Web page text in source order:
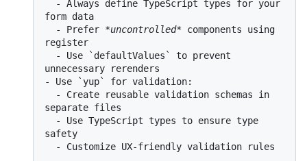
  -
Always define TypeScript types for your
  -
Prefer *uncontrolled* components using
  -
Use `defaultValues`
to prevent
-
Use `yup`
  -
Create reusable validation schemas in
  -
Use TypeScript types to ensure type
  -